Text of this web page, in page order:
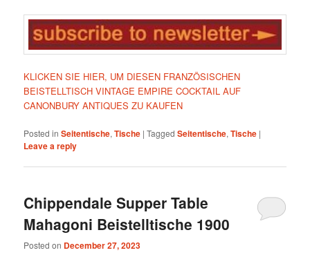
KLICKEN SIE HIER, UM DIESEN FRANZÖSISCHEN
BEISTELLTISCH VINTAGE EMPIRE COCKTAIL AUF
CANONBURY ANTIQUES ZU KAUFEN
Posted in Seitentische,Tische |Tagged Seitentische,Tische |
Leave a reply
Chippendale Supper Table
Mahagoni Beistelltische 1900
Posted on December 27, 2023